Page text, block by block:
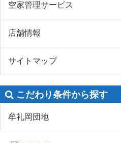
空家管理サービス
店舗情報
サイトマップ
こだわり条件から探す
牟礼岡団地